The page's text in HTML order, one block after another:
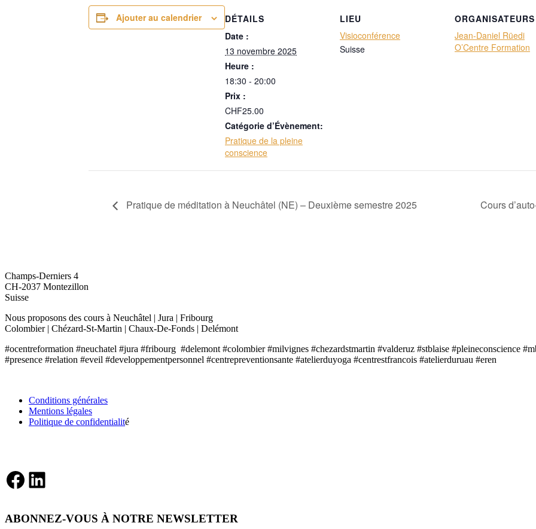
Ajouter au calendrier
DÉTAILS
Date :
13 novembre 2025
Heure :
18:30 - 20:00
Prix :
CHF25.00
Catégorie d’Évènement:
Pratique de la pleine
conscience
LIEU
Visioconférence
Suisse
ORGANISATEURS
Jean-Daniel Rüedi
O’Centre Formation
Pratique de méditation à Neuchâtel (NE) – Deuxième semestre 2025 Cours
Champs-Derniers 4
CH-2037 Montezillon
Suisse
Nous proposons des cours à Neuchâtel | Jura | Fribourg
Colombier | Chézard-St-Martin | Chaux-De-Fonds | Delémont
#ocentreformation #neuchatel #jura #fribourg #delemont #colombier #milvignes #chezardstmartin #valderuz #stblaise #pleineconscience
#presence #relation #eveil #developpementpersonnel #centrepreventionsante #atelierduyoga #centrestfrancois #atelierduruau #eren
Conditions générales
Mentions légales
Politique de confidentialité
Facebook
LinkedIn
ABONNEZ-VOUS À NOTRE NEWSLETTER